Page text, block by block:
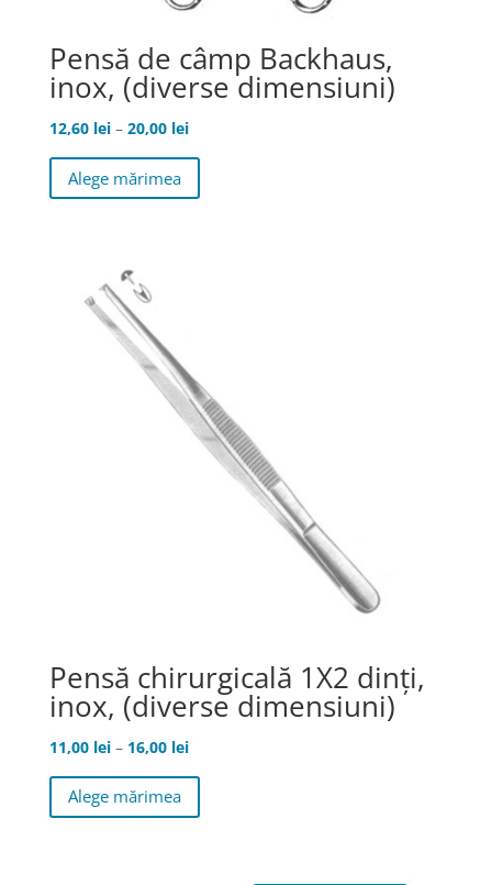
Pensă de câmp Backhaus,
inox, (diverse dimensiuni)
12,60 lei – 20,00 leiInterval
de
12,60 lei
Alege mărimea
Acest
are
alese
în
pagina
produsului.
Pensă chirurgicală 1X2 dinţi,
inox, (diverse dimensiuni)
11,00 lei – 16,00 leiInterval
de
11,00 lei
Alege mărimea
Acest
are